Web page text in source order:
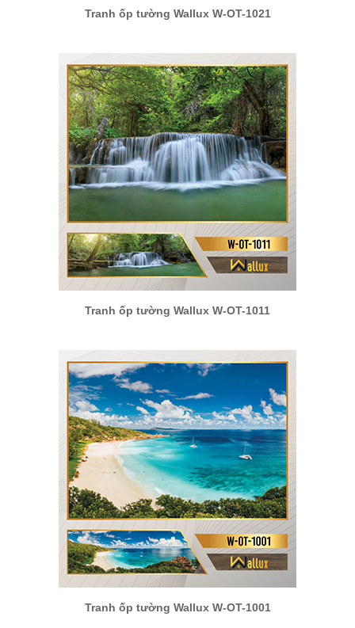
Tranh ốp tường Wallux W-OT-1021
Tranh ốp tường Wallux W-OT-1011
Tranh ốp tường Wallux W-OT-1001